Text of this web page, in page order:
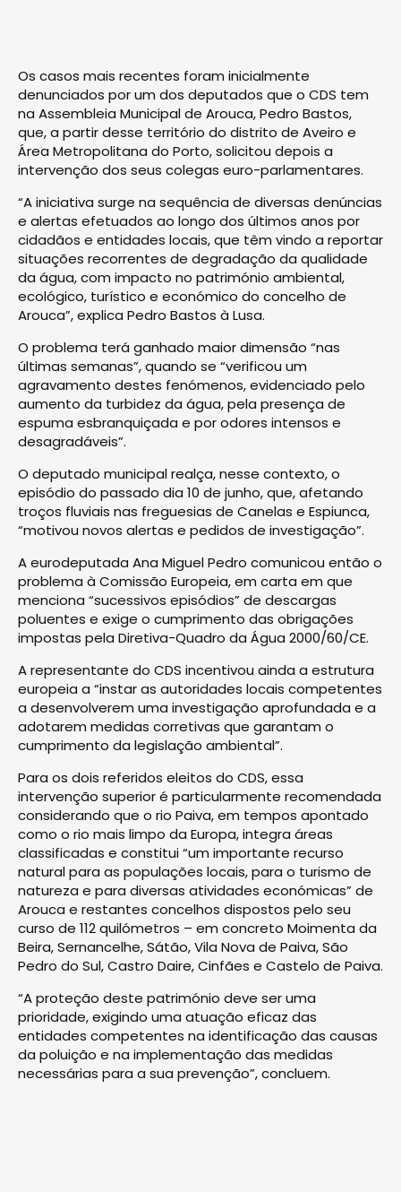
Os casos mais recentes foram inicialmente
denunciados por um dos deputados que o CDS tem
na Assembleia Municipal de Arouca, Pedro Bastos,
que, a partir desse território do distrito de Aveiro e
Área Metropolitana do Porto, solicitou depois a
intervenção dos seus colegas euro-parlamentares.
“A iniciativa surge na sequência de diversas denúncias
e alertas efetuados ao longo dos últimos anos por
cidadãos e entidades locais, que têm vindo a reportar
situações recorrentes de degradação da qualidade
da água, com impacto no património ambiental,
ecológico, turístico e económico do concelho de
Arouca”, explica Pedro Bastos à Lusa.
O problema terá ganhado maior dimensão “nas
últimas semanas”, quando se “verificou um
agravamento destes fenómenos, evidenciado pelo
aumento da turbidez da água, pela presença de
espuma esbranquiçada e por odores intensos e
desagradáveis”.
O deputado municipal realça, nesse contexto, o
episódio do passado dia 10 de junho, que, afetando
troços fluviais nas freguesias de Canelas e Espiunca,
“motivou novos alertas e pedidos de investigação”.
A eurodeputada Ana Miguel Pedro comunicou então o
problema à Comissão Europeia, em carta em que
menciona “sucessivos episódios” de descargas
poluentes e exige o cumprimento das obrigações
impostas pela Diretiva-Quadro da Água 2000/60/CE.
A representante do CDS incentivou ainda a estrutura
europeia a “instar as autoridades locais competentes
a desenvolverem uma investigação aprofundada e a
adotarem medidas corretivas que garantam o
cumprimento da legislação ambiental”.
Para os dois referidos eleitos do CDS, essa
intervenção superior é particularmente recomendada
considerando que o rio Paiva, em tempos apontado
como o rio mais limpo da Europa, integra áreas
classificadas e constitui “um importante recurso
natural para as populações locais, para o turismo de
natureza e para diversas atividades económicas” de
Arouca e restantes concelhos dispostos pelo seu
curso de 112 quilómetros – em concreto Moimenta da
Beira, Sernancelhe, Sátão, Vila Nova de Paiva, São
Pedro do Sul, Castro Daire, Cinfães e Castelo de Paiva.
“A proteção deste património deve ser uma
prioridade, exigindo uma atuação eficaz das
entidades competentes na identificação das causas
da poluição e na implementação das medidas
necessárias para a sua prevenção”, concluem.